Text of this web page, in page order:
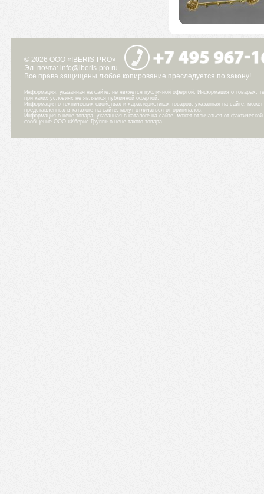
© 2026 ООО «IBERIS-PRO»
Эл. почта: info@iberis-pro.ru
Все права защищены любое копирование преследуется по закону!
Информация, указанная на сайте, не является публичной офертой. Информация о товарах,
при каких условиях не является публичной офертой.
Информация о технических свойствах и характеристиках товаров, указанная на сайте,
представленных в каталоге на сайте, могут отличаться от оригиналов.
Информация о цене товара, указанная в каталоге на сайте, может отличаться от
сообщение ООО «Иберис Групп» о цене такого товара.